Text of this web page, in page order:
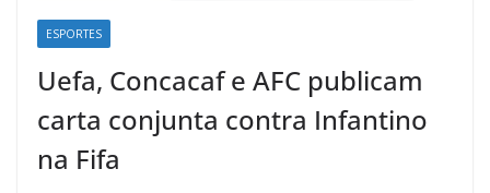
ESPORTES
Uefa, Concacaf e AFC publicam
carta conjunta contra Infantino
na Fifa